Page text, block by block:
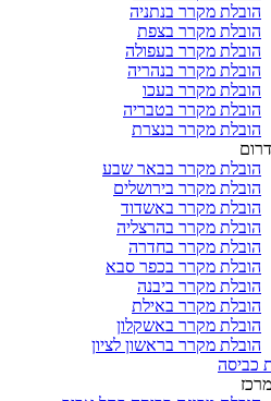
הובלת מקרר בנתניה
הובלת מקרר בצפת
הובלת מקרר בעפולה
הובלת מקרר בנהריה
הובלת מקרר בעכו
הובלת מקרר בטבריה
הובלת מקרר בנצרת
הובלת מקרר בבאר שבע
הובלת מקרר בירושלים
הובלת מקרר באשדוד
הובלת מקרר בהרצליה
הובלת מקרר בחדרה
הובלת מקרר בכפר סבא
הובלת מקרר ביבנה
הובלת מקרר באילת
הובלת מקרר באשקלון
הובלת מקרר בראשון לציון
כביסה